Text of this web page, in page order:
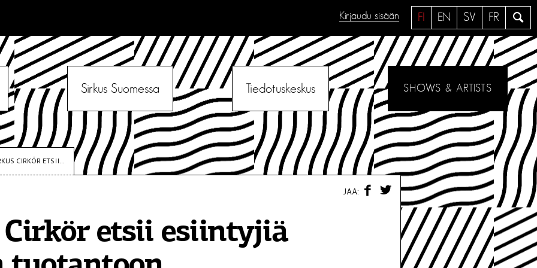
a
e
FI EN SV FR
Kirjaudu sisään
Sirkus Suomessa Tiedotuskeskus SHOWS & ARTISTS
CIRKÖR ETSII...
Cirkör etsii esiintyjiä
JAA:
F
W